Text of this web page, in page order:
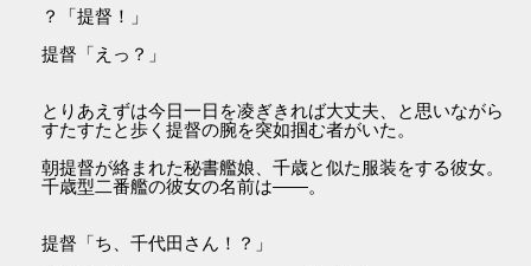
？「提督！」
提督「えっ？」
とりあえずは今日一日を凌ぎきれば大丈夫、と思いながら
すたすたと歩く提督の腕を突如掴む者がいた。
朝提督が絡まれた秘書艦娘、千歳と似た服装をする彼女。
千歳型二番艦の彼女の名前は――。
提督「ち、千代田さん！？」